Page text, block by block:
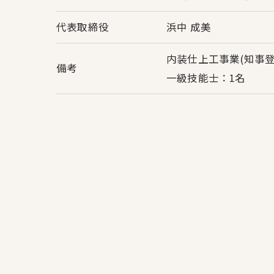
代表取締役 浜中 成美
備考
内装仕上工事業(知事
一級技能士：1名